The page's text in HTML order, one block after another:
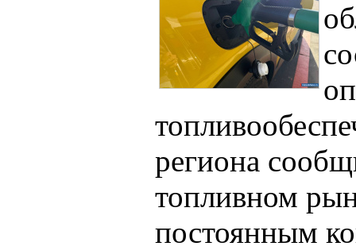
региона
топливном
постоянным